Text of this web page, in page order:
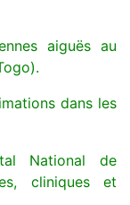
aiguës au
dans les
National de
cliniques et